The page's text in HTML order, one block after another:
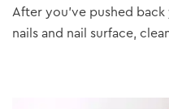
After you’ve pushed
nails and nail surface,